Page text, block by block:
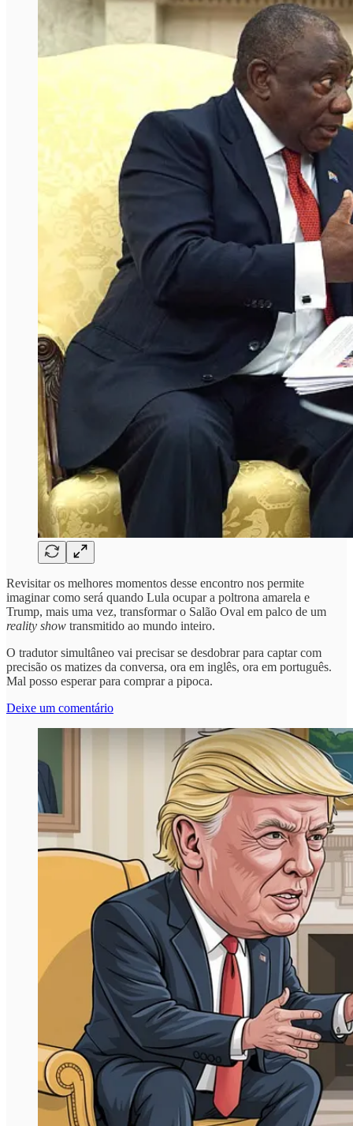
Revisitar os melhores momentos desse encontro nos permite
imaginar como será quando Lula ocupar a poltrona amarela e
Trump, mais uma vez, transformar o Salão Oval em palco de um
reality show transmitido ao mundo inteiro.
O tradutor simultâneo vai precisar se desdobrar para captar com
precisão os matizes da conversa, ora em inglês, ora em português.
Mal posso esperar para comprar a pipoca.
Deixe um comentário